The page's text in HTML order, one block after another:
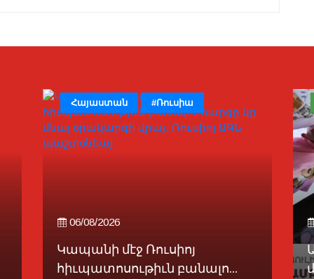
06/08/2026
Կապանի մէջ Ռուսիոյ
հիւպատոսութիւն բանալո...
Հայաստան #Ռուսիա